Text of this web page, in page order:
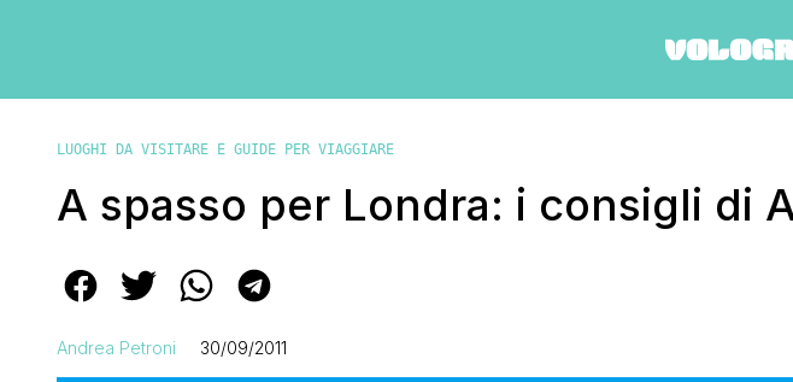
LUOGHI DA VISITARE E GUIDE PER VIAGGIARE
A spasso per Londra: i consigli di
Andrea Petroni 30/09/2011